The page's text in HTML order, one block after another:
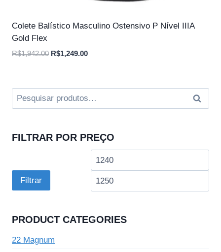
Colete Balístico Masculino Ostensivo P Nível IIIA
Gold Flex
R$1,942.00 O
era:
R$1,942.00.
R$1,249.00O
é:
R$1,249.00.
Pesquisar
por:
FILTRAR POR PREÇO
Preço
Filtrar
PRODUCT CATEGORIES
22 Magnum